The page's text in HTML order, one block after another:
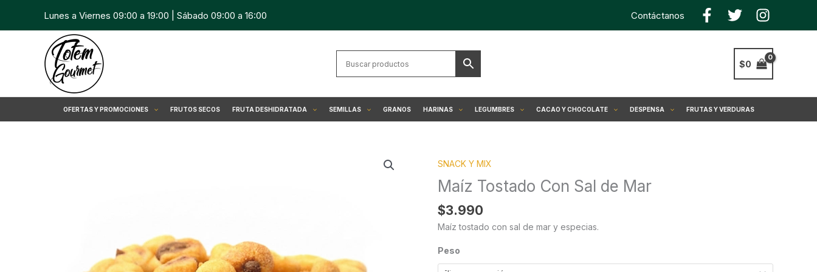
contenido
Lunes a Viernes 09:00 a 19:00 | Sábado 09:00 a 16:00 Contáctanos
$0
OFERTAS Y PROMOCIONES FRUTOS SECOS FRUTA DESHIDRATADA SEMILLAS GRANOS HARINAS LEGUMBRES CACAO Y CHOCOLATE DESPENSA FRUTAS Y VERDURAS
SNACK Y MIX
Maíz Tostado Con Sal de Mar
$3.990
Maíz tostado con sal de mar y especias.
Peso
Tostado
Con
Sal
de
Mar